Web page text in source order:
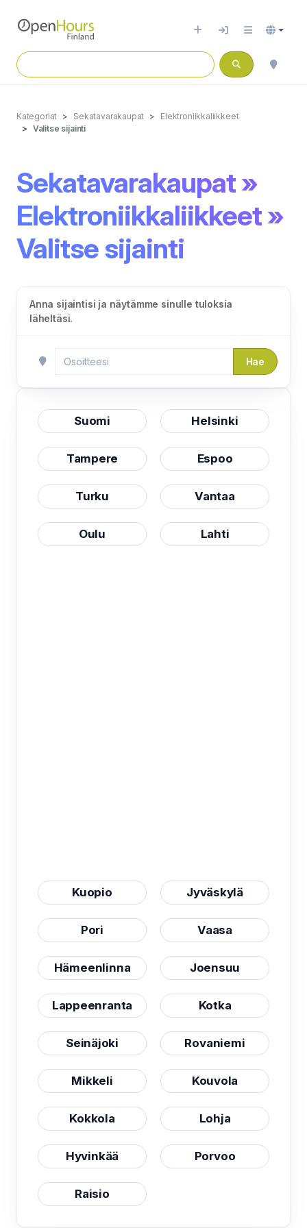
Kategoriat Sekatavarakaupat
Elektroniikkaliikkeet
Valitse sijainti
Sekatavarakaupat »
Elektroniikkaliikkeet »
Valitse sijainti
Anna sijaintisi ja näytämme sinulle tuloksia
läheltäsi.
Hae
Suomi Helsinki
Tampere Espoo
Turku Vantaa
Oulu Lahti
Kuopio Jyväskylä
Pori Vaasa
Hämeenlinna Joensuu
Lappeenranta Kotka
Seinäjoki Rovaniemi
Mikkeli Kouvola
Kokkola Lohja
Hyvinkää Porvoo
Raisio